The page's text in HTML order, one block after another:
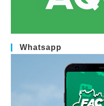
Whatsapp